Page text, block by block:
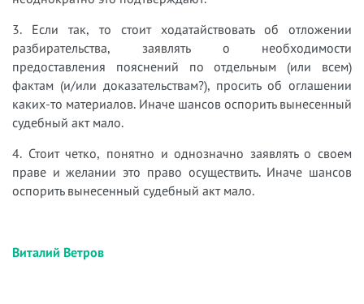
3. Если так, то стоит ходатайствовать об отложении
разбирательства, заявлять о необходимости
предоставления пояснений по отдельным (или всем)
фактам (и/или доказательствам?), просить об оглашении
каких-то материалов. Иначе шансов оспорить вынесенный
судебный акт мало.
4. Стоит четко, понятно и однозначно заявлять о своем
праве и желании это право осуществить. Иначе шансов
оспорить вынесенный судебный акт мало.
Виталий Ветров